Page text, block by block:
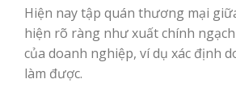
Hiện nay tập quán thương mại
hiện rõ ràng như xuất chính
của doanh nghiệp, ví dụ xác định
làm được.